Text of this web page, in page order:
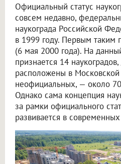
Официальный статус
совсем недавно,
наукограда Российской
в 1999 году. Первым таким
(6 мая 2000 года). На
признается 14
расположены в Московской
неофициальных, — около
Однако сама концепция
за рамки официального
развивается в